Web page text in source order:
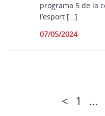
programa 5 de la
l’esport […]
07/05/2024
< 1 …